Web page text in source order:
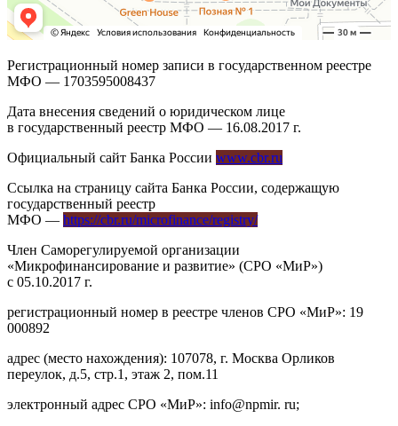
Регистрационный номер записи в государственном реестре
МФО — 1703595008437
Дата внесения сведений о юридическом лице
в государственный реестр МФО — 16.08.2017 г.
Официальный сайт Банка России www.cbr.ru
Ссылка на страницу сайта Банка России, содержащую
государственный реестр
МФО — https://cbr.ru/microfinance/registry/
Член Саморегулируемой организации
«Микрофинансирование и развитие» (СРО «МиР»)
с 05.10.2017 г.
регистрационный номер в реестре членов СРО «МиР»: 19
000892
адрес (место нахождения): 107078, г. Москва Орликов
переулок, д.5, стр.1, этаж 2, пом.11
электронный адрес СРО «МиР»: info@npmir. ru;